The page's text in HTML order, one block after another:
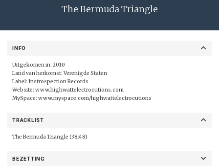
The Bermuda Triangle
INFO
Uitgekomen in: 2010
Land van herkomst: Verenigde Staten
Label: Instrospection Records
Website: www.highwattelectrocutions.com
MySpace: www.myspace.com/highwattelectrocutions
TRACKLIST
The Bermuda Triangle (38:48)
BEZETTING